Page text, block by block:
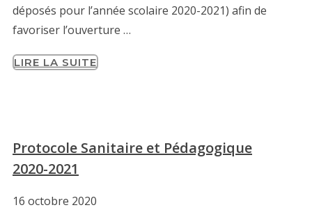
déposés pour l’année scolaire 2020-2021) afin de
favoriser l’ouverture …
LIRE LA SUITE
Protocole Sanitaire et Pédagogique
2020-2021
16 octobre 2020